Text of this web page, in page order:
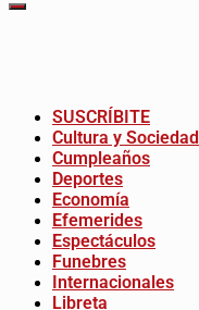
SUSCRÍBITE
Cultura y Sociedad
Cumpleaños
Deportes
Economía
Efemerides
Espectáculos
Funebres
Internacionales
Libreta